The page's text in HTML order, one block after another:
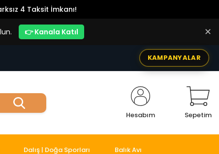
4 Taksit İmkanı!
👉 Kanala Katıl ✕
KAMPANYALAR
Hesabım Sepetim
Dalış | Doğa Sporları Balık Avı